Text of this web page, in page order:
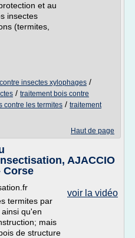
et au
insectes
(termites,
insectes xylophages /
/ traitement bois contre
contre les termites / traitement
Haut de page
AJACCIO
Corse
voir la vidéo
termites par
qu'en
mais
de structure